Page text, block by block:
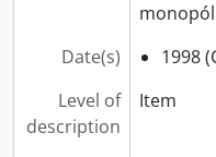
Date(s)
1998
Level of
description
Item